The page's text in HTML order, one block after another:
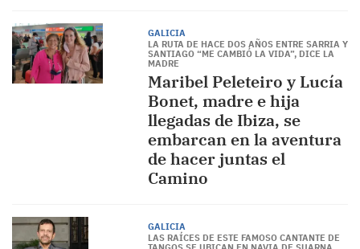
GALICIA
LA RUTA DE HACE DOS AÑOS ENTRE SARRIA Y
SANTIAGO “ME CAMBIÓ LA VIDA”, DICE LA
MADRE
Maribel Peleteiro y Lucía
Bonet, madre e hija
llegadas de Ibiza, se
embarcan en la aventura
de hacer juntas el
Camino
GALICIA
LAS RAÍCES DE ESTE FAMOSO CANTANTE DE